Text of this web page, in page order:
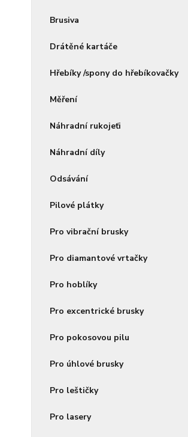
Brusiva
Drátěné kartáče
Hřebíky /spony do hřebíkovačky
Měření
Náhradní rukojeťi
Náhradní díly
Odsávání
Pilové plátky
Pro vibrační brusky
Pro diamantové vrtačky
Pro hoblíky
Pro excentrické brusky
Pro pokosovou pilu
Pro úhlové brusky
Pro leštičky
Pro lasery